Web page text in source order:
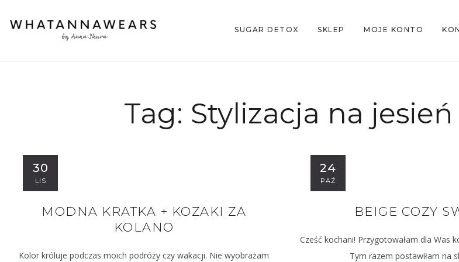
SUGAR DETOX SKLEP MOJE KONTO
Tag: Stylizacja na jesień
30
LIS
MODNA KRATKA + KOZAKI ZA
KOLANO
Kolor króluje podczas moich podróży czy wakacji. Nie wyobrażam
24
PAŹ
BEIGE COZY
Cześć kochani! Przygotowałam dla Was
Tym razem postawiłam na